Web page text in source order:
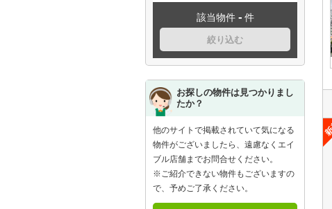
該当物件 - 件
絞り込む
お探しの物件は見つかりまし
たか？
他のサイトで掲載されていて気になる
物件がございましたら、遠慮なくエイ
ブル店舗までお問合せください。
※ご紹介できない物件もございますの
で、予めご了承ください。